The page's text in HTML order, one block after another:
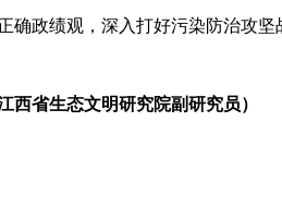
政绩观，深入打好污染防治攻坚
省生态文明研究院副研究员）